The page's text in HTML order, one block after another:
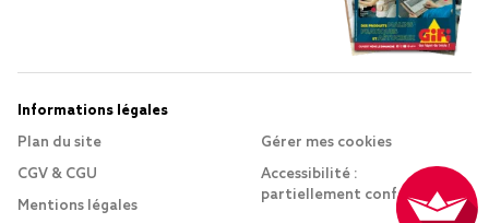
Informations légales
Plan du site
CGV & CGU
Mentions légales
Gérer mes cookies
Accessibilité :
partiellement conforme